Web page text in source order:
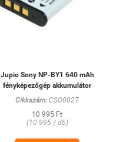
Jupio Sony NP-BY1 640 mAh
fényképezőgép akkumulátor
Cikkszám: CSO0027
10 995 Ft
(10 995 / db)